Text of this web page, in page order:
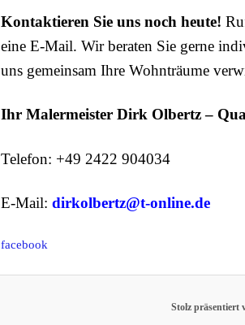
Kontaktieren Sie uns noch heute!
eine E-Mail. Wir beraten Sie gerne
uns gemeinsam Ihre Wohnträume
Ihr Malermeister Dirk Olbertz –
Telefon: +49 2422 904034
E-Mail: dirkolbertz@t-online.de
facebook
Stolz präsentiert